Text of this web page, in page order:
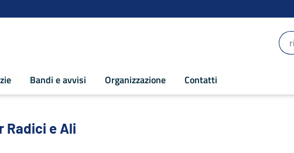
Bandi e avvisi Organizzazione Contatti
e Ali - POR Puglia 2014-2020
Radici e Ali